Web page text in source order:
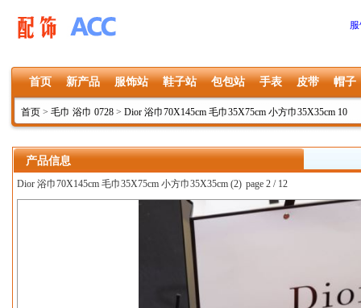
首页 新产品 服饰站 鞋子站 包包站 手表 皮带 帽子
首页 > 毛巾 浴巾 0728 > Dior 浴巾70X145cm 毛巾35X75cm 小方巾35X35cm 10
产品信息
Dior 浴巾70X145cm 毛巾35X75cm 小方巾35X35cm (2) page 2 / 12
上一张